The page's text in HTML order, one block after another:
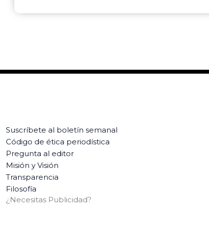
Suscríbete al boletín semanal
Código de ética periodística
Pregunta al editor
Misión y Visión
Transparencia
Filosofía
¿Necesitas Publicidad?